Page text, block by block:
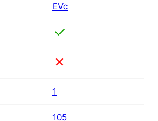
EVc
1
105